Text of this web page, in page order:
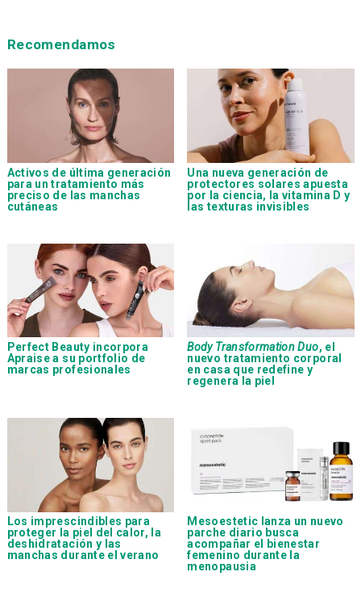
Recomendamos
Activos de última generación
para un tratamiento más
preciso de las manchas
cutáneas
Una nueva generación de
protectores solares apuesta
por la ciencia, la vitamina D y
las texturas invisibles
Perfect Beauty incorpora
Apraise a su portfolio de
marcas profesionales
Body Transformation Duo, el
nuevo tratamiento corporal
en casa que redefine y
regenera la piel
Los imprescindibles para
proteger la piel del calor, la
deshidratación y las
manchas durante el verano
Mesoestetic lanza un nuevo
parche diario busca
acompañar el bienestar
femenino durante la
menopausia